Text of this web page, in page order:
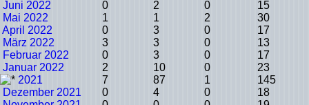
Juni 2022 0 2 0
15
Mai 2022
1 1 2
30
April 2022
0 3 0
17
März 2022
3 3 0
13
Februar 2022
0 3 0
17
Januar 2022
2 10 0
23
2021
7 87 1
145
Dezember 2021
0 4 0
18